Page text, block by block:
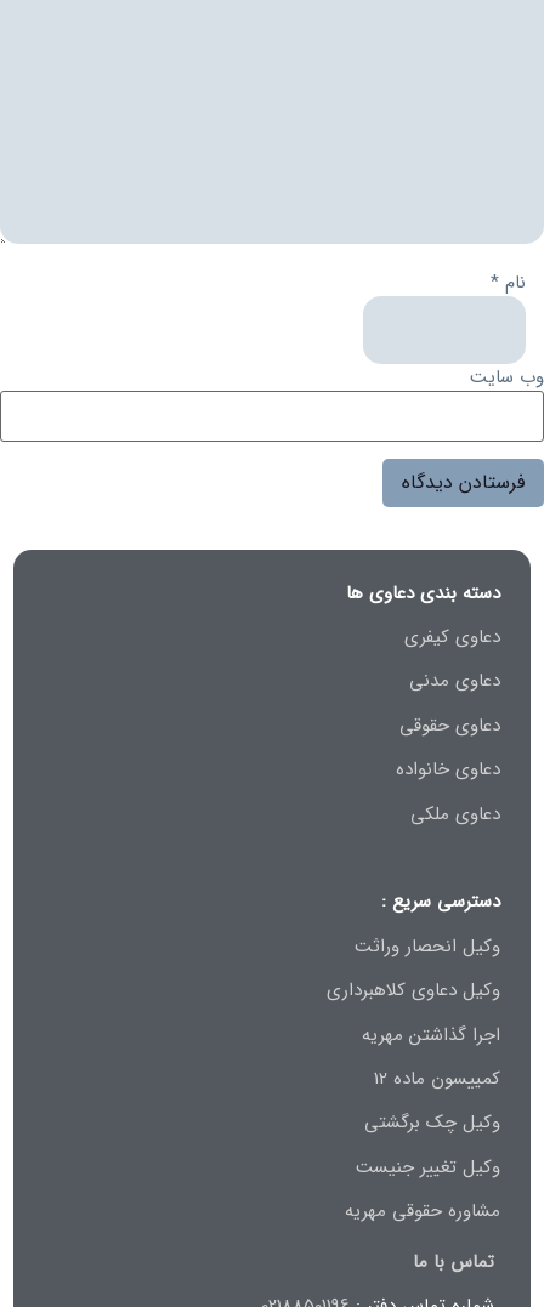
نام *
وب‌ سایت
دسته بندی دعاوی ها
دعاوی کیفری
دعاوی مدنی
دعاوی حقوقی
دعاوی خانواده
دعاوی ملکی
دسترسی سریع :
وکیل انحصار وراثت
وکیل دعاوی کلاهبرداری
اجرا گذاشتن مهریه
کمییسون ماده 12
وکیل چک برگشتی
وکیل تغییر جنیست
مشاوره حقوقی مهریه
تماس با ما